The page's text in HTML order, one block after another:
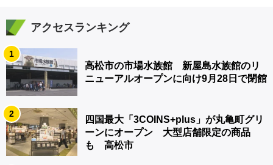
アクセスランキング
1
高松市の市場水族館 新屋島水族館のリ
ニューアルオープンに向け9月28日で閉館
2
四国最大「3COINS+plus」が丸亀町グリ
ーンにオープン 大型店舗限定の商品
も 高松市